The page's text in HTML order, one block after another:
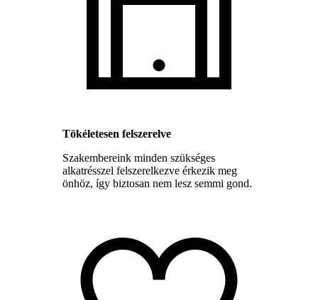
Tökéletesen felszerelve
Szakembereink minden szükséges
alkatrésszel felszerelkezve érkezik meg
önhöz, így biztosan nem lesz semmi gond.